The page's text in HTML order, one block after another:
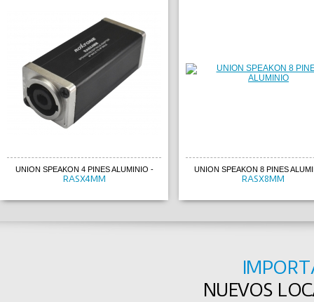
UNION SPEAKON 4 PINES ALUMINIO -
RASX4MM
UNION SPEAKON 8 PINES
RASX8MM
NUEVOS